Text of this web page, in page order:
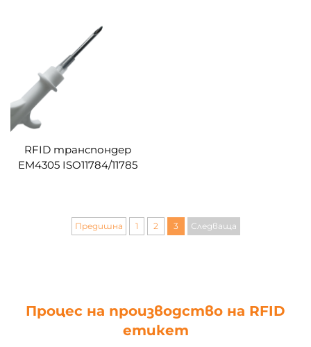
RFID транспондер
EM4305 ISO11784/11785
Предишна 1 2 3 Следваща
Процес на производство на RFID
етикет